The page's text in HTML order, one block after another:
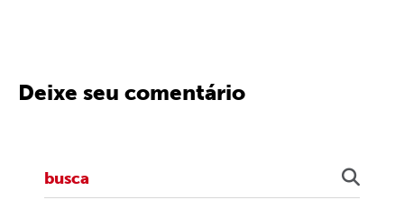
Deixe seu comentário